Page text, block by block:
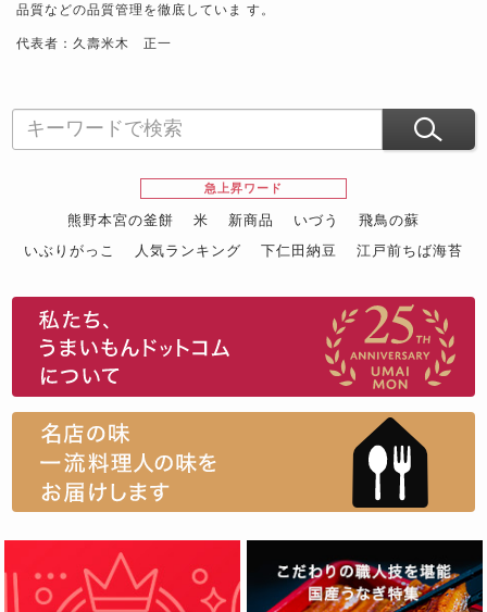
品質などの品質管理を徹底していま す。
代表者：久壽米木 正一
急上昇ワード
熊野本宮の釜餅 米 新商品 いづう
飛鳥の蘇
いぶりがっこ
人気ランキング 下仁田納豆
江戸前ちば海苔